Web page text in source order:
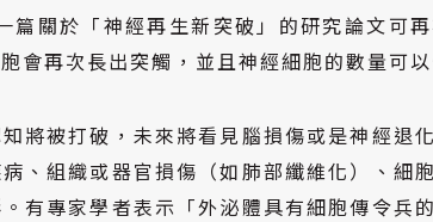
關於「神經再生新突破」的研究論文可
會再次長出突觸，並且神經細胞的數量可
將被打破，未來將看見腦損傷或是神經退
、組織或器官損傷（如肺部纖維化）、細
有專家學者表示「外泌體具有細胞傳令兵